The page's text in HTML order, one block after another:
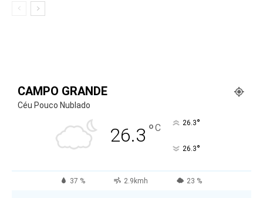
CAMPO GRANDE
Céu Pouco Nublado
26.3 °C 26.3°
26.3°
37 % 2.9kmh 23 %